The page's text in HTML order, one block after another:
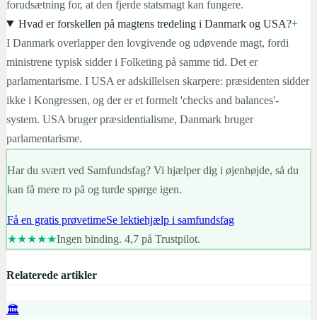
forudsætning for, at den fjerde statsmagt kan fungere.
Hvad er forskellen på magtens tredeling i Danmark og USA?+
I Danmark overlapper den lovgivende og udøvende magt, fordi
ministrene typisk sidder i Folketing på samme tid. Det er
parlamentarisme. I USA er adskillelsen skarpere: præsidenten sidder
ikke i Kongressen, og der er et formelt 'checks and balances'-
system. USA bruger præsidentialisme, Danmark bruger
parlamentarisme.
Har du svært ved Samfundsfag? Vi hjælper dig i øjenhøjde, så du
kan få mere ro på og turde spørge igen.
Få en gratis prøvetimeSe lektiehjælp i samfundsfag
★★★★★Ingen binding. 4,7 på Trustpilot.
Relaterede artikler
🏛️